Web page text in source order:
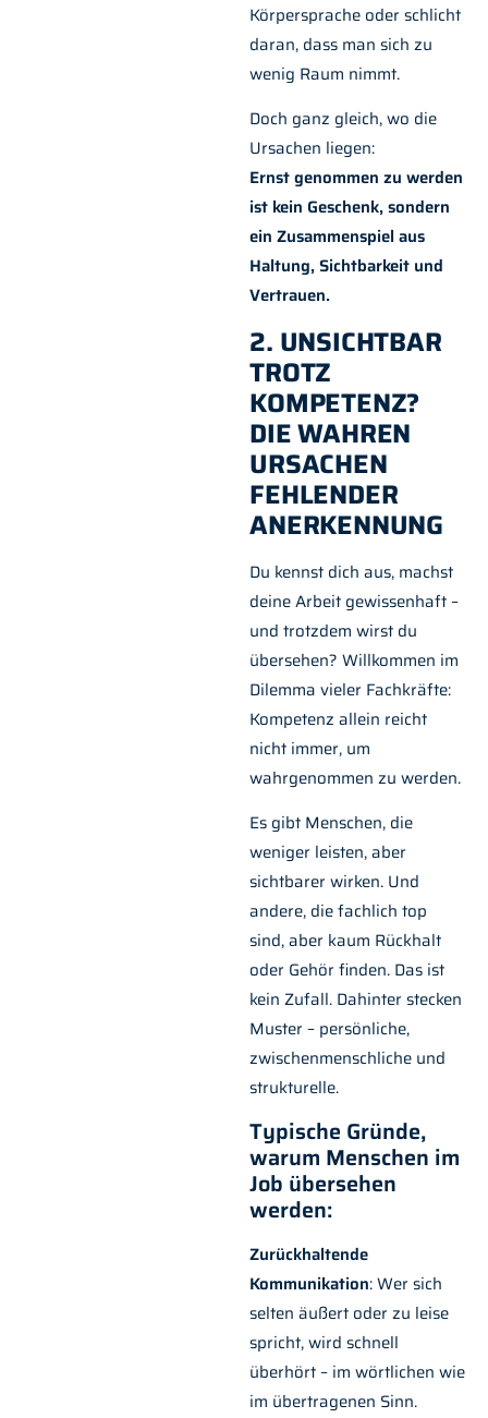
Körpersprache oder schlicht
daran, dass man sich zu
wenig Raum nimmt.
Doch ganz gleich, wo die
Ursachen liegen:
Ernst genommen zu werden
ist kein Geschenk, sondern
ein Zusammenspiel aus
Haltung, Sichtbarkeit und
Vertrauen.
2. UNSICHTBAR
TROTZ
KOMPETENZ?
DIE WAHREN
URSACHEN
FEHLENDER
ANERKENNUNG
Du kennst dich aus, machst
deine Arbeit gewissenhaft –
und trotzdem wirst du
übersehen? Willkommen im
Dilemma vieler Fachkräfte:
Kompetenz allein reicht
nicht immer, um
wahrgenommen zu werden.
Es gibt Menschen, die
weniger leisten, aber
sichtbarer wirken. Und
andere, die fachlich top
sind, aber kaum Rückhalt
oder Gehör finden. Das ist
kein Zufall. Dahinter stecken
Muster – persönliche,
zwischenmenschliche und
strukturelle.
Typische Gründe,
warum Menschen im
Job übersehen
werden:
Zurückhaltende
Kommunikation: Wer sich
selten äußert oder zu leise
spricht, wird schnell
überhört – im wörtlichen wie
im übertragenen Sinn.